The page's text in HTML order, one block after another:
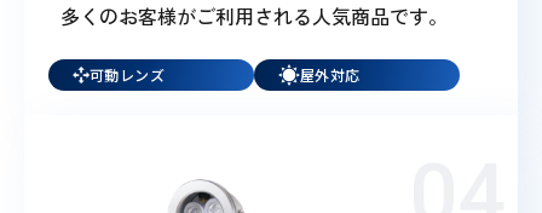
多くのお客様がご利用される人気商品です。
可動レンズ 屋外対応